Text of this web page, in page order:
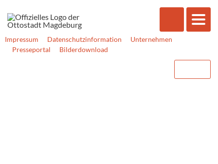
Impressum Datenschutzinformation
Unternehmen
Presseportal
Bilderdownload